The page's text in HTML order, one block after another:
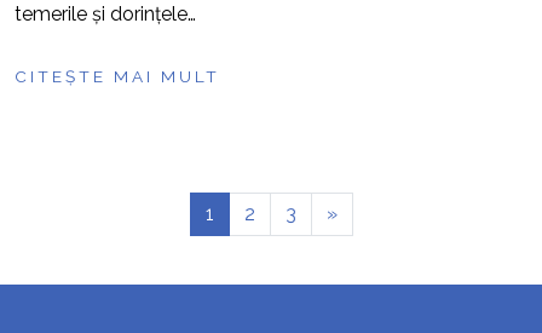
temerile și dorințele…
CITEȘTE MAI MULT
1 2 3 »